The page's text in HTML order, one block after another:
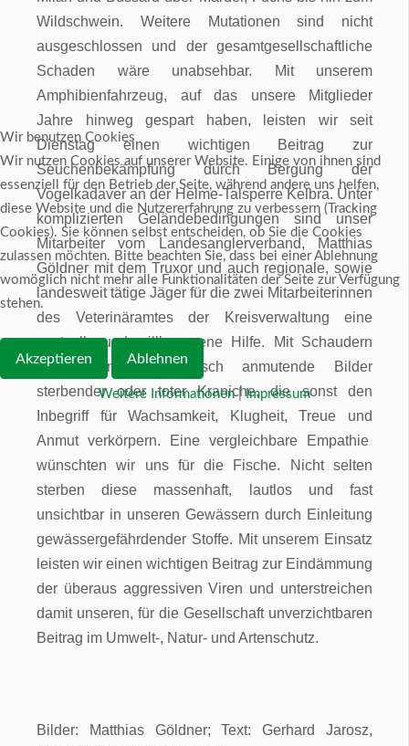
Wildschwein. Weitere Mutationen sind nicht
ausgeschlossen und der gesamtgesellschaftliche
Schaden wäre unabsehbar. Mit unserem
Amphibienfahrzeug, auf das unsere Mitglieder
Jahre hinweg gespart haben, leisten wir seit
Dienstag einen wichtigen Beitrag zur
Seuchenbekämpfung durch Bergung der
Vogelkadaver an der Helme-Talsperre Kelbra. Unter
komplizierten Geländebedingungen sind unser
Mitarbeiter vom Landesanglerverband, Matthias
Göldner mit dem Truxor und auch regionale, sowie
landesweit tätige Jäger für die zwei Mitarbeiterinnen
des Veterinäramtes der Kreisverwaltung eine
wertvolle und willkommene Hilfe. Mit Schaudern
sieht man apokalyptisch anmutende Bilder
sterbender oder toter Kraniche, die sonst den
Inbegriff für Wachsamkeit, Klugheit, Treue und
Anmut verkörpern. Eine vergleichbare Empathie
wünschten wir uns für die Fische. Nicht selten
sterben diese massenhaft, lautlos und fast
unsichtbar in unseren Gewässern durch Einleitung
gewässergefährdender Stoffe. Mit unserem Einsatz
leisten wir einen wichtigen Beitrag zur Eindämmung
der überaus aggressiven Viren und unterstreichen
damit unseren, für die Gesellschaft unverzichtbaren
Beitrag im Umwelt-, Natur- und Artenschutz.
Bilder: Matthias Göldner; Text: Gerhard Jarosz,
Wir benutzen Cookies
Wir nutzen Cookies auf unserer Website. Einige von ihnen sind
essenziell für den Betrieb der Seite, während andere uns helfen,
diese Website und die Nutzererfahrung zu verbessern (Tracking
Cookies). Sie können selbst entscheiden, ob Sie die Cookies
zulassen möchten. Bitte beachten Sie, dass bei einer Ablehnung
womöglich nicht mehr alle Funktionalitäten der Seite zur Verfügung
stehen.
Akzeptieren Ablehnen
Weitere Informationen|Impressum